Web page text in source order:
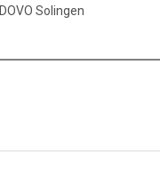
DOVO Solingen